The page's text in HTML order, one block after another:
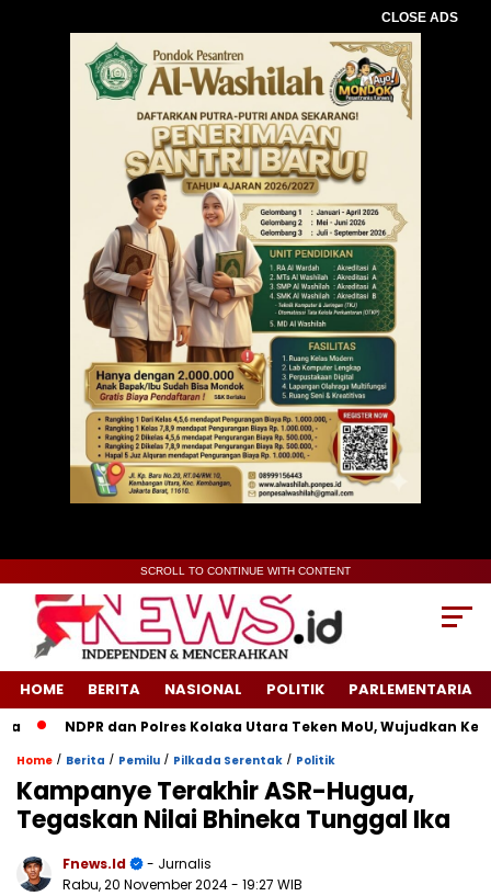
CLOSE ADS
SCROLL TO CONTINUE WITH CONTENT
HOME BERITA NASIONAL POLITIK PARLEMENTARIA
NDPR dan Polres Kolaka Utara Teken MoU, Wujudkan
Home / Berita / Pemilu / Pilkada Serentak / Politik
Kampanye Terakhir ASR-Hugua,
Tegaskan Nilai Bhineka Tunggal Ika
Fnews.id
- Jurnalis
Rabu, 20 November 2024- 19:27 WIB